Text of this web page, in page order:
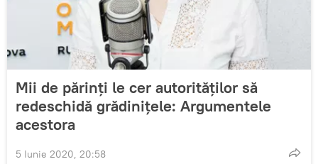
Mii de părinți le cer autorităților să
redeschidă grădinițele: Argumentele
acestora
5 Iunie 2020, 20:58